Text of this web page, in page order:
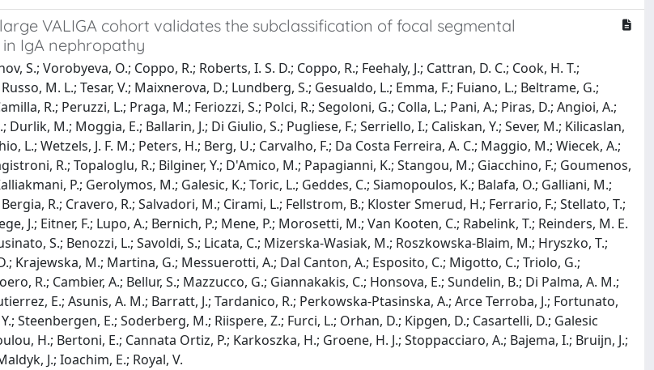
VALIGA cohort validates the subclassification of focal segmental
IgA nephropathy
S.; Vorobyeva, O.; Coppo, R.; Roberts, I. S. D.; Coppo, R.; Feehaly, J.; Cattran, D. C.; Cook, H. T.;
M. L.; Tesar, V.; Maixnerova, D.; Lundberg, S.; Gesualdo, L.; Emma, F.; Fuiano, L.; Beltrame, G.;
R.; Peruzzi, L.; Praga, M.; Feriozzi, S.; Polci, R.; Segoloni, G.; Colla, L.; Pani, A.; Piras, D.; Angioi, A.;
Durlik, M.; Moggia, E.; Ballarin, J.; Di Giulio, S.; Pugliese, F.; Serriello, I.; Caliskan, Y.; Sever, M.; Kilicaslan,
L.; Wetzels, J. F. M.; Peters, H.; Berg, U.; Carvalho, F.; Da Costa Ferreira, A. C.; Maggio, M.; Wiecek, A.;
R.; Topaloglu, R.; Bilginer, Y.; D'Amico, M.; Papagianni, K.; Stangou, M.; Giacchino, F.; Goumenos,
P.; Gerolymos, M.; Galesic, K.; Toric, L.; Geddes, C.; Siamopoulos, K.; Balafa, O.; Galliani, M.;
R.; Cravero, R.; Salvadori, M.; Cirami, L.; Fellstrom, B.; Kloster Smerud, H.; Ferrario, F.; Stellato, T.;
J.; Eitner, F.; Lupo, A.; Bernich, P.; Mene, P.; Morosetti, M.; Van Kooten, C.; Rabelink, T.; Reinders, M. E.
S.; Benozzi, L.; Savoldi, S.; Licata, C.; Mizerska-Wasiak, M.; Roszkowska-Blaim, M.; Hryszko, T.;
Krajewska, M.; Martina, G.; Messuerotti, A.; Dal Canton, A.; Esposito, C.; Migotto, C.; Triolo, G.;
R.; Cambier, A.; Bellur, S.; Mazzucco, G.; Giannakakis, C.; Honsova, E.; Sundelin, B.; Di Palma, A. M.;
E.; Asunis, A. M.; Barratt, J.; Tardanico, R.; Perkowska-Ptasinska, A.; Arce Terroba, J.; Fortunato,
Steenbergen, E.; Soderberg, M.; Riispere, Z.; Furci, L.; Orhan, D.; Kipgen, D.; Casartelli, D.; Galesic
H.; Bertoni, E.; Cannata Ortiz, P.; Karkoszka, H.; Groene, H. J.; Stoppacciaro, A.; Bajema, I.; Bruijn, J.;
J.; Ioachim, E.; Royal, V.